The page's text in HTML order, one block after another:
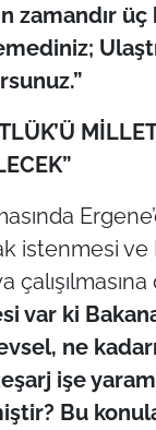
zamandır
istenmesi ve
var ki
ne
işe
Bu